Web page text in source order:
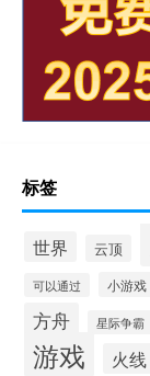
标签
世界 云顶
可以通过 小游戏
方舟 星际争霸
游戏 火线